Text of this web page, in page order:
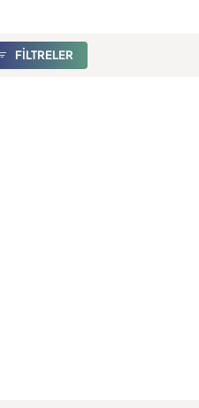
FİLTRELER